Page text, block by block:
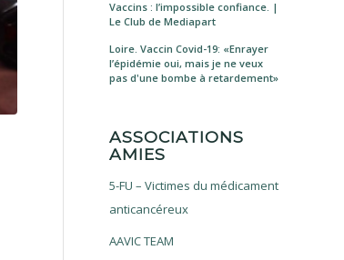
Vaccins : l’impossible confiance. |
Le Club de Mediapart
Loire. Vaccin Covid-19: «Enrayer
l’épidémie oui, mais je ne veux
pas d'une bombe à retardement»
ASSOCIATIONS
AMIES
5-FU – Victimes du médicament
anticancéreux
AAVIC TEAM